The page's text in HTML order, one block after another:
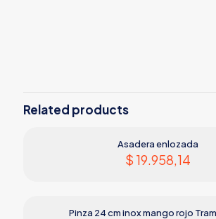
Related products
Asadera enlozada
$ 19.958,14
Pinza 24 cm inox mango rojo